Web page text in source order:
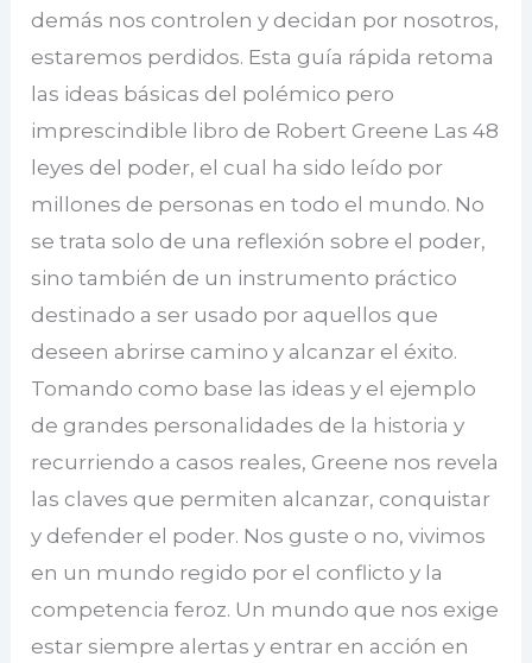
demás nos controlen y decidan por nosotros,
estaremos perdidos. Esta guía rápida retoma
las ideas básicas del polémico pero
imprescindible libro de Robert Greene Las 48
leyes del poder, el cual ha sido leído por
millones de personas en todo el mundo. No
se trata solo de una reflexión sobre el poder,
sino también de un instrumento práctico
destinado a ser usado por aquellos que
deseen abrirse camino y alcanzar el éxito.
Tomando como base las ideas y el ejemplo
de grandes personalidades de la historia y
recurriendo a casos reales, Greene nos revela
las claves que permiten alcanzar, conquistar
y defender el poder. Nos guste o no, vivimos
en un mundo regido por el conflicto y la
competencia feroz. Un mundo que nos exige
estar siempre alertas y entrar en acción en